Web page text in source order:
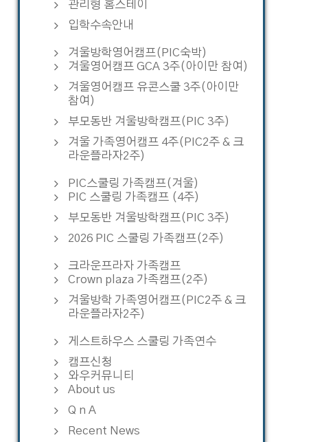
관리형 홈스테이
입학수속안내
겨울방학영어캠프(PIC숙박)
겨울영어캠프 GCA 3주(아이만 참여)
겨울영어캠프 유콘스쿨 3주(아이만
참여)
부모동반 겨울방학캠프(PIC 3주)
겨울 가족영어캠프 4주(PIC2주 & 크
라운플라자2주)
PIC스쿨링 가족캠프(겨울)
PIC 스쿨링 가족캠프 (4주)
부모동반 겨울방학캠프(PIC 3주)
2026 PIC 스쿨링 가족캠프(2주)
크라운프라자 가족캠프
Crown plaza 가족캠프(2주)
겨울방학 가족영어캠프(PIC2주 & 크
라운플라자2주)
게스트하우스 스쿨링 가족연수
캠프신청
와우커뮤니티
About us
Q n A
Recent News